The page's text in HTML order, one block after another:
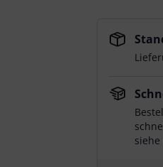
siehe